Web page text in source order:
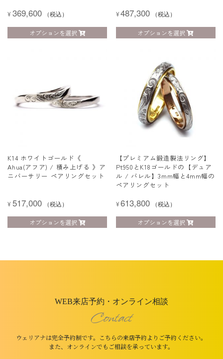
¥369,600 （税込）
オプションを選択
¥487,300 （税込）
オプションを選択
K14 ホワイトゴールド《
Ahua(アフア) / 積み上げる 》ア
ニバーサリー ペアリングセット
¥ 517,000 （税込）
オプションを選択
【プレミアム鍛造製法リング】
Pt950とK18ゴールドの【デュア
ル / バレル】3mm幅と4mm幅の
ペアリングセット
¥613,800 （税込）
オプションを選択
WEB来店予約・オンライン相談
Contact
ウェリアナは完全予約制です。こちらの来店予約よりご予約ください。
また、オンラインでもご相談を承っています。